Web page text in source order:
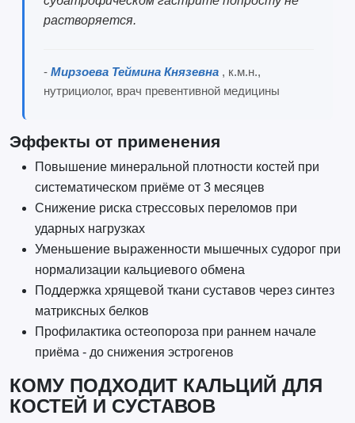
растворяется.
- Мирзоева Теймина Князевна , к.м.н.,
нутрициолог, врач превентивной медицины
Эффекты от применения
Повышение минеральной плотности костей при
систематическом приёме от 3 месяцев
Снижение риска стрессовых переломов при
ударных нагрузках
Уменьшение выраженности мышечных судорог при
нормализации кальциевого обмена
Поддержка хрящевой ткани суставов через синтез
матриксных белков
Профилактика остеопороза при раннем начале
приёма - до снижения эстрогенов
КОМУ ПОДХОДИТ КАЛЬЦИЙ ДЛЯ
КОСТЕЙ И СУСТАВОВ